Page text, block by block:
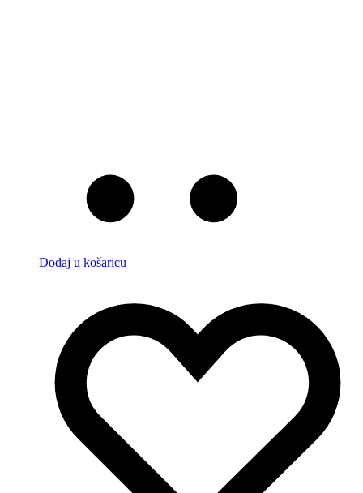
Dodaj u košaricu